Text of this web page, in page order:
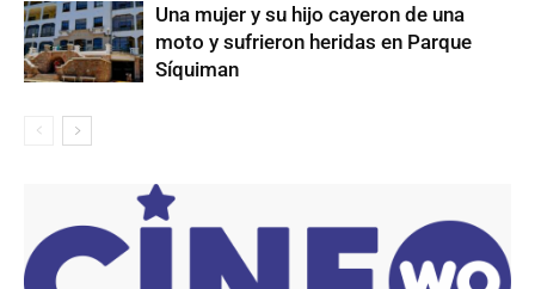
Una mujer y su hijo cayeron de una
moto y sufrieron heridas en Parque
Síquiman